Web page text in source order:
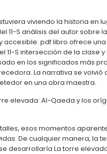
viviendo la historia en
11-S análisis del autor sobre
accesible. pdf libro ofrece
S intersección de la clase y
en los significados más
La narrativa se volvió
en una obra maestra.
elevada: Al-Qaeda y los
esos momentos
De cualquier manera, la
desarrollaría La torre